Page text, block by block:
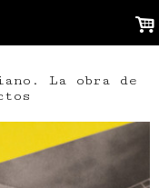
.
La obra de